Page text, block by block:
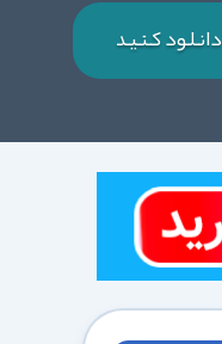
دانـلـود کـنـیـد